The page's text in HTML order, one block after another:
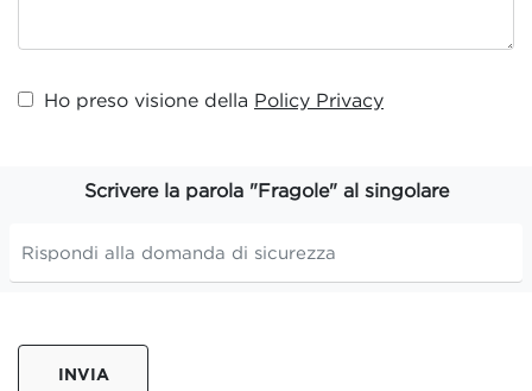
Ho preso visione della Policy Privacy
Scrivere la parola "Fragole" al singolare
INVIA